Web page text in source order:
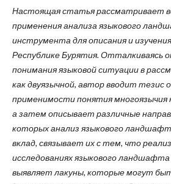
Настоящая статья рассматривает
применения анализа языкового
инструмента для описания и
Республике Бурятия. Отталкиваясь
понимания языковой ситуации в
как двуязычной, автор вводит тезис
применимости понятия многоязычия
а затем описывает различные
которых анализ языкового
вклад, связывает их с тем, что
исследованиях языкового
выявляет лакуны, которые могут